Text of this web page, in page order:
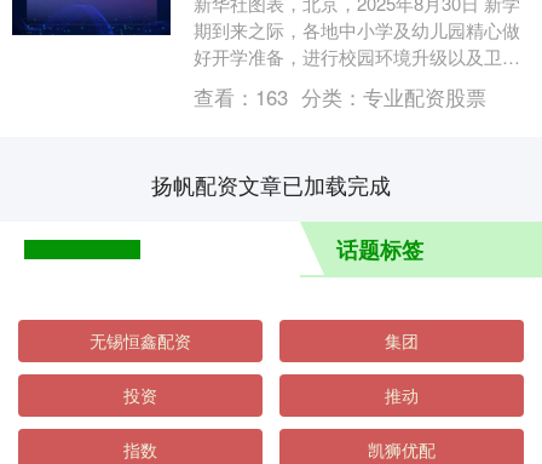
期到来之际，各地中小学及幼儿园精心做
好开学准备，进行校园环境升级以及卫生
清洁、清点教学物资、筹备开学第一课
等，全力营....
查看： 163 分类： 专业配资股票
扬帆配资文章已加载完成
话题标签
无锡恒鑫配资 集团
投资 推动
指数 凯狮优配